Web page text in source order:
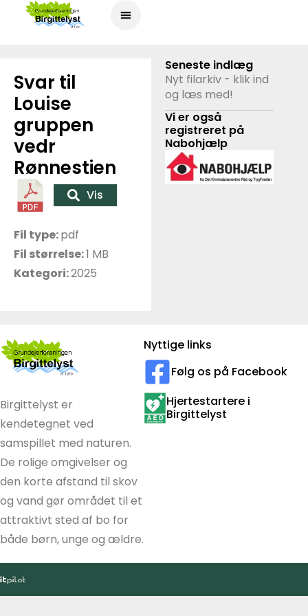
Svar til
Louise
gruppen
vedr
Rønnestien
Vis
Fil type:pdf
Fil størrelse:1 MB
Kategori:2025
Seneste indlæg
Nyt filarkiv - klik ind
og læs med!
Vi er også
registreret på
Nabohjælp
Birgittelyst er
kendetegnet ved
samspillet med naturen.
De rolige omgivelser og
den korte afstand til skov
og vand gør området til et
attraktivt sted af bo for
både børn, unge og ældre.
Nyttige links
Følg os på Facebook
Hjertestartere i
Birgittelyst